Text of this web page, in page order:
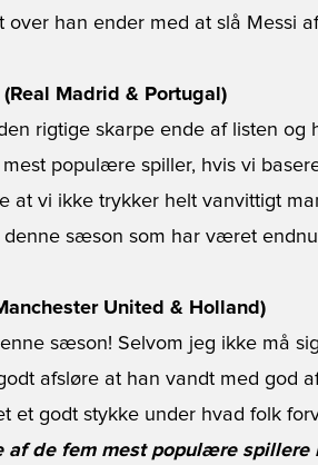
over han ender med at slå Messi
Madrid & Portugal)
rigtige skarpe ende af listen og
populære spiller, hvis vi
at vi ikke trykker helt vanvittigt
sæson som har været
United & Holland)
sæson! Selvom jeg ikke må
afsløre at han vandt med god
et godt stykke under hvad folk
af de fem mest populære spillere